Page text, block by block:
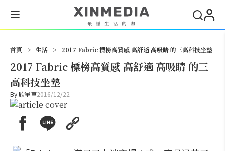
首頁 > 生活 > 2017 Fabric 標榜高質感 高舒適 高吸睛 的三高科技坐墊
2017 Fabric 標榜高質感 高舒適 高吸睛 的三
高科技坐墊
By欣單車2016/12/22